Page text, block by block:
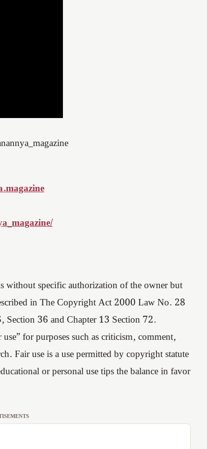
without specific authorization of the owner but
in The Copyright Act 2000 Law No. 28
Section 36 and Chapter 13 Section 72.
for purposes such as criticism, comment,
Fair use is a use permitted by copyright statute
or personal use tips the balance in favor